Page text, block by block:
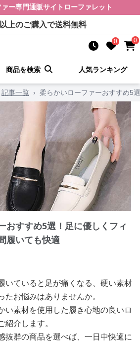
ァー専門通販サイト ローファレット
上のご購入で送料無料
0 0
商品を検索 人気ランキング
記事一覧 › 柔らかいローファーおすすめ5
おすすめ5選！足に優しくフィ
履いても快適
いていると足が痛くなる、硬い素材
お悩みはありませんか。
い素材を使用した履き心地の良いロ
介します。
抜群の商品を選べば、一日中快適に